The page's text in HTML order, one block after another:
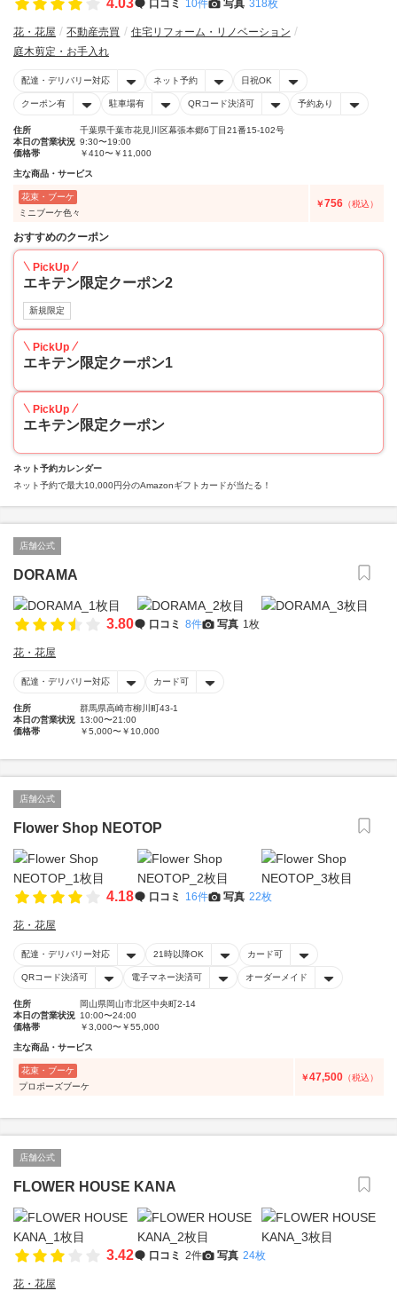
4.03 口コミ 10件 写真 318枚
花・花屋 不動産売買
住宅リフォーム・リノベーション
庭木剪定・お手入れ
配達・デリバリー対応 ネット予約 日祝OK
クーポン有 駐車場有 QRコード決済可 予約あり
住所
千葉県千葉市花見川区幕張本郷6丁目21番15-102号
本日の営業状況 9:30〜19:00
価格帯
￥410〜￥11,000
主な商品・サービス
花束・ブーケ
ミニブーケ色々
￥756 （税込）
おすすめのクーポン
PickUp
エキテン限定クーポン2
新規限定
PickUp
エキテン限定クーポン1
PickUp
エキテン限定クーポン
ネット予約カレンダー
ネット予約で最大10,000円分のAmazonギフトカードが当たる！
店舗公式
DORAMA
3.80 口コミ 8件 写真 1枚
花・花屋
配達・デリバリー対応 カード可
住所
群馬県高崎市柳川町43-1
本日の営業状況 13:00〜21:00
価格帯
￥5,000〜￥10,000
店舗公式
Flower Shop NEOTOP
4.18 口コミ 16件 写真 22枚
花・花屋
配達・デリバリー対応 21時以降OK カード可
QRコード決済可 電子マネー決済可 オーダーメイド
住所
岡山県岡山市北区中央町2-14
本日の営業状況 10:00〜24:00
価格帯
￥3,000〜￥55,000
主な商品・サービス
花束・ブーケ
プロポーズブーケ
￥47,500 （税込）
店舗公式
FLOWER HOUSE KANA
3.42 口コミ 2件 写真 24枚
花・花屋